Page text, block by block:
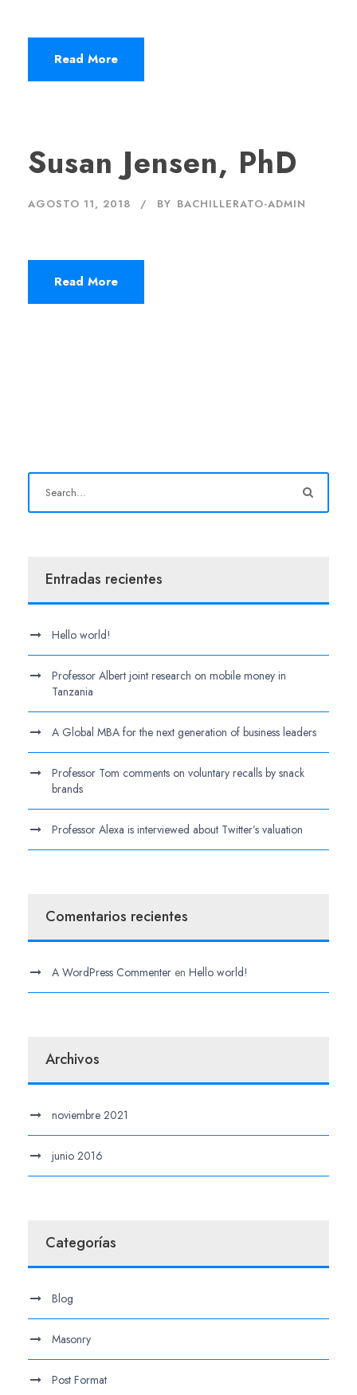
Read More
Susan Jensen, PhD
AGOSTO 11, 2018 BY BACHILLERATO-ADMIN
Read More
Entradas recientes
Hello world!
Professor Albert joint research on mobile money in
Tanzania
A Global MBA for the next generation of business leaders
Professor Tom comments on voluntary recalls by snack
brands
Professor Alexa is interviewed about Twitter’s valuation
Comentarios recientes
A WordPress Commenter en Hello world!
Archivos
noviembre 2021
junio 2016
Categorías
Blog
Masonry
Post Format